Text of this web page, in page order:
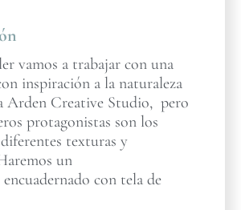
vamos a trabajar con una
inspiración a la naturaleza
Arden Creative Studio, pero
protagonistas son los
texturas y
un
con tela de